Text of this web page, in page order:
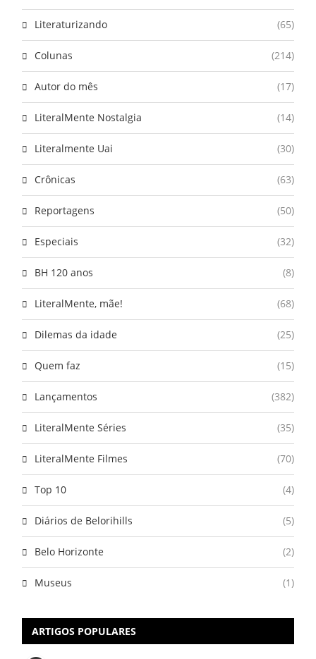
Literaturizando (65)
Colunas (214)
Autor do mês (17)
LiteralMente Nostalgia (14)
Literalmente Uai (30)
Crônicas (63)
Reportagens (50)
Especiais (32)
BH 120 anos (8)
LiteralMente, mãe! (68)
Dilemas da idade (25)
Quem faz (15)
Lançamentos (382)
LiteralMente Séries (35)
LiteralMente Filmes (70)
Top 10 (4)
Diários de Belorihills (5)
Belo Horizonte (2)
Museus (1)
ARTIGOS POPULARES